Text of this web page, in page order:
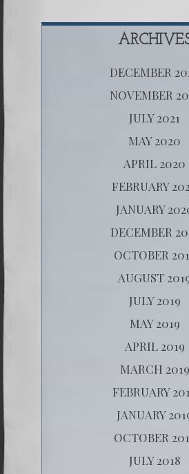
DECEMBER
NOVEMBER
JULY 2021
MAY 2020
APRIL 2020
FEBRUARY
JANUARY
DECEMBER
OCTOBER
AUGUST
JULY 2019
MAY 2019
APRIL 2019
MARCH 2019
FEBRUARY
JANUARY
OCTOBER
JULY 2018